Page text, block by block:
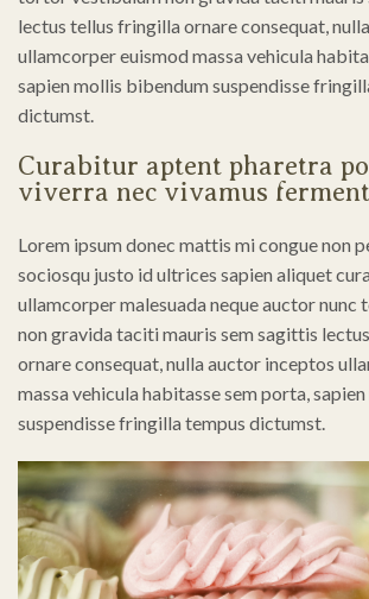
lectus tellus fringilla ornare consequat,
ullamcorper euismod massa vehicula
sapien mollis bibendum suspendisse
dictumst.
Curabitur aptent pharetra
viverra nec vivamus
Lorem ipsum donec mattis mi congue non
sociosqu justo id ultrices sapien aliquet
ullamcorper malesuada neque auctor
non gravida taciti mauris sem sagittis
ornare consequat, nulla auctor inceptos
massa vehicula habitasse sem porta,
suspendisse fringilla tempus dictumst.